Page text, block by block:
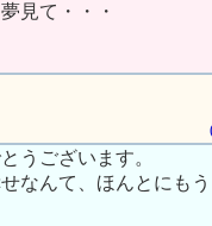
見て・・・
うございます。
なんて、ほんとにもう